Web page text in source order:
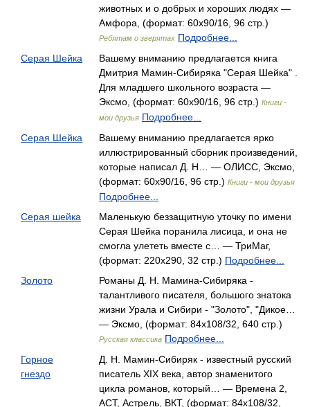
животных и о добрых и хороших людях —
Амфора, (формат: 60x90/16, 96 стр.)
Ребятам о зверятах Подробнее...
Серая Шейка
Вашему вниманию предлагается книга
Дмитрия Мамин-Сибиряка "Серая Шейка" .
Для младшего школьного возраста —
Эксмо, (формат: 60x90/16, 96 стр.) Книги -
мои друзья Подробнее...
Серая Шейка
Вашему вниманию предлагается ярко
иллюстрированный сборник произведений,
которые написал Д. Н… — ОЛИСС, Эксмо,
(формат: 60x90/16, 96 стр.) Книги - мои друзья
Подробнее...
Серая шейка
Маленькую беззащитную уточку по имени
Серая Шейка поранила лисица, и она не
смогла улететь вместе с… — ТриМаг,
(формат: 220x290, 32 стр.) Подробнее...
Золото
Романы Д. Н. Мамина-Сибиряка -
талантливого писателя, большого знатока
жизни Урала и Сибири - "Золото", "Дикое…
— Эксмо, (формат: 84x108/32, 640 стр.)
Русская классика Подробнее...
Горное
гнездо
Д. Н. Мамин-Сибиряк - известный русский
писатель XIX века, автор знаменитого
цикла романов, который… — Времена 2,
АСТ, Астрель, ВКТ, (формат: 84x108/32,